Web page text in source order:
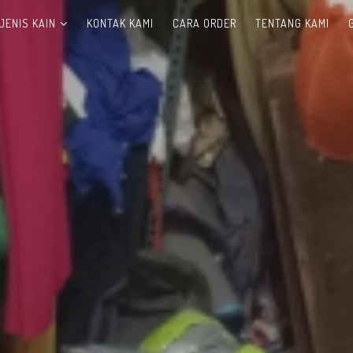
KAIN KONTAK KAMI CARA ORDER TENTANG KAMI